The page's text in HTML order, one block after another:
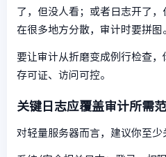
了，但没人看；或者日志开了
在很多地方分散，审计时要拼图
要让审计从折磨变成例行检查
存可证、访问可控。
关键日志应覆盖审计所需
对轻量服务器而言，建议你至少